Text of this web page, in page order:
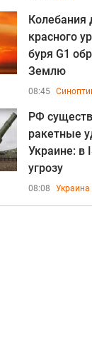
Колебания
красного
буря G1
Землю
08:45
РФ
ракетные
Украине: в
угрозу
08:08 Украина